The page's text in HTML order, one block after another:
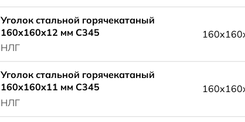
Уголок стальной горячекатаный
160x160x12 мм С345
НЛГ
Уголок стальной горячекатаный
160x160x11 мм С345
НЛГ